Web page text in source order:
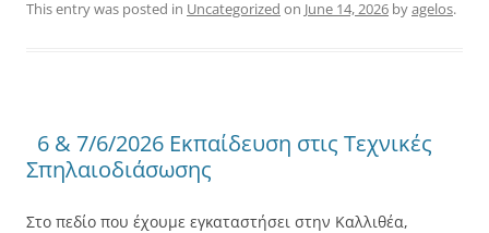
This entry was posted in Uncategorized on June 14, 2026 byagelos.
6 & 7/6/2026 Εκπαίδευση στις Τεχνικές
Σπηλαιοδιάσωσης
Στο πεδίο που έχουμε εγκαταστήσει στην Καλλιθέα,